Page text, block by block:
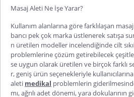
Masaj Aleti Ne İşe Yarar?
Kullanım alanlarına göre farklılaşan
bancı pek çok marka üstlenerek satışa
n üretilen modeller incelendiğinde cilt
problemlerine çözüm getirebilecek
se uygun olarak üretilen ve birçok farklı
r, geniş ürün seçenekleriyle
aleti medikal problemlerin
mı, ağrılı adet dönemi, yara dokularının